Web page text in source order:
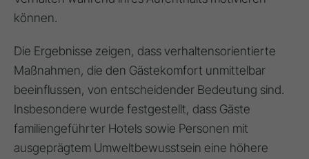
können.
Die Ergebnisse zeigen, dass verhaltensorientierte
Maßnahmen, die den Gästekomfort unmittelbar
beeinflussen, von entscheidender Bedeutung sind.
Insbesondere wurde festgestellt, dass Gäste
familiengeführter Hotels sowie Personen mit
ausgeprägtem Umweltbewusstsein eine höhere